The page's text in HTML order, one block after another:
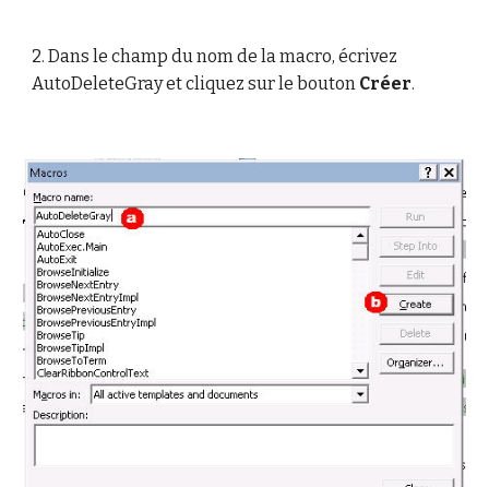
2.Dans le champ du nom de la macro, écrivez
AutoDeleteGray et cliquez sur le bouton Créer.